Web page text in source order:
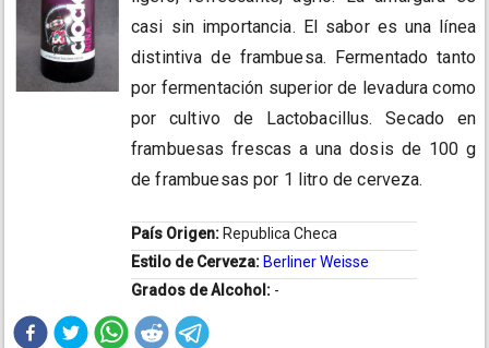
casi sin importancia. El sabor es una línea
distintiva de frambuesa. Fermentado tanto
por fermentación superior de levadura como
por cultivo de Lactobacillus. Secado en
frambuesas frescas a una dosis de 100 g
de frambuesas por 1 litro de cerveza.
País Origen: Republica Checa
Estilo de Cerveza: Berliner Weisse
Grados de Alcohol: -